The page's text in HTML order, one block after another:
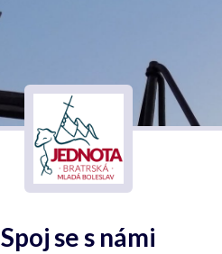
Spoj se s námi